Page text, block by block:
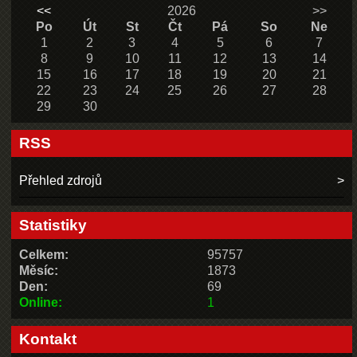
<<
2026
>>
Po
Út St Čt Pá So
Ne
1
2 3 4 5 6
7
8
9 10 11 12 13
14
15
16 17 18 19 20
21
22
23 24 25 26 27
28
29
30
RSS
Přehled zdrojů
Statistiky
Online: 1
Celkem:
95757
Měsíc:
1873
Den:
69
Kontakt